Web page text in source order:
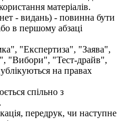
матеріалів.
- видань) - повинна бути
в першому абзаці
"Експертиза", "Заява",
"Вибори", "Тест-драйв",
на правах
спільно з
передрук, чи наступне